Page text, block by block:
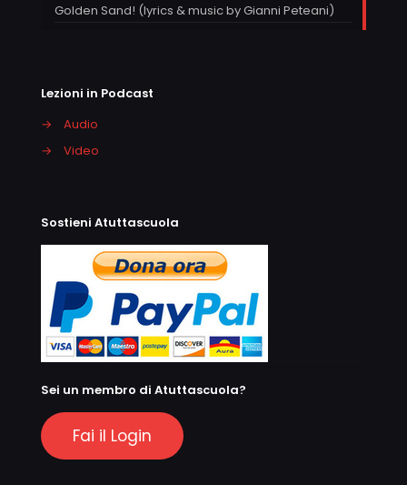
Golden Sand! (lyrics & music by Gianni Peteani)
Lezioni in Podcast
→
Audio
→
Video
Sostieni Atuttascuola
Sei un membro di Atuttascuola?
Fai il Login